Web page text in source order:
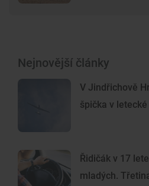
Nejnovější články
V Jindřichově
špička v
Řidičák v 17
mladých.